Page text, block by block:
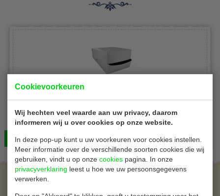
Cookievoorkeuren
Wij hechten veel waarde aan uw privacy, daarom
informeren wij u over cookies op onze website.
In deze pop-up kunt u uw voorkeuren voor cookies instellen.
Meer informatie over de verschillende soorten cookies die wij
gebruiken, vindt u op onze cookies pagina. In onze
privacyverklaring leest u hoe we uw persoonsgegevens
verwerken.
Conpax 90102
Zwanenhalsdozen | karton | L35 x B35 x H8 cm | 25
stuks
€ 22,00 Bekijken
Aanmelden voor de nieuwsbrief